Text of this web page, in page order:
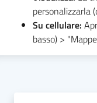
personalizzarla
Su cellulare:
basso) >